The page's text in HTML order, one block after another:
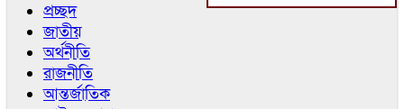
প্রচ্ছদ
জাতীয়
অর্থনীতি
রাজনীতি
আন্তর্জাতিক